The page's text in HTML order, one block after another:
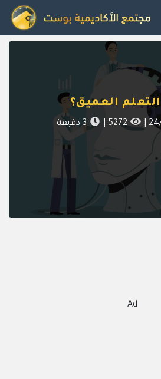
العميق؟
5272
3 دقيقة
Ad